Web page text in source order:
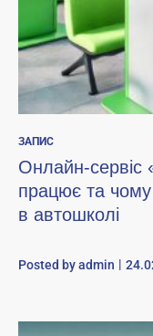
ЗАПИС
Онлайн-сервіс
працює та чому
в автошколі
Posted byadmin